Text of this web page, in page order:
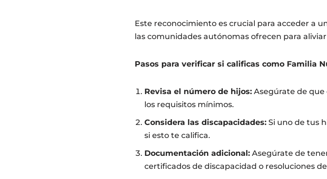
Este reconocimiento es crucial para acceder a
las comunidades autónomas ofrecen para
Pasos para verificar si calificas como Familia
Revisa el número de hijos:Asegúrate de que
los requisitos mínimos.
Considera las discapacidades:Si uno de tus
si esto te califica.
Documentación adicional:Asegúrate de
certificados de discapacidad o resoluciones